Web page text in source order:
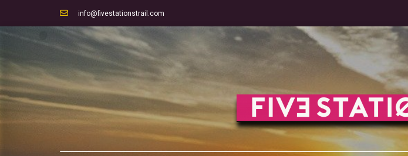
info@fivestationstrail.com